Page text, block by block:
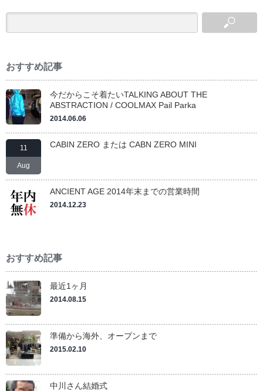
おすすめ記事
今だからこそ着たいTALKING ABOUT THE
ABSTRACTION / COOLMAX Pail Parka
2014.06.06
11
Aug
CABIN ZERO または CABN ZERO MINI
ANCIENT AGE 2014年末までの営業時間
2014.12.23
おすすめ記事
最近1ヶ月
2014.08.15
準備から海外、オープンまで
2015.02.10
中川さん結婚式